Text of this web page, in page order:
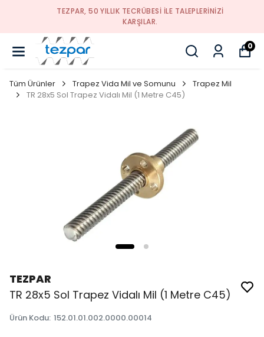
TEZPAR, 50 YILLIK TECRÜBESI ILE TALEPLERINIZI
KARŞILAR.
0
Tüm Ürünler Trapez Vida Mil ve Somunu
Trapez Mil
TR 28x5 Sol Trapez Vidalı Mil (1 Metre C45)
TEZPAR
TR 28x5 Sol Trapez Vidalı Mil (1 Metre C45)
Ürün Kodu: 152.01.01.002.0000.00014